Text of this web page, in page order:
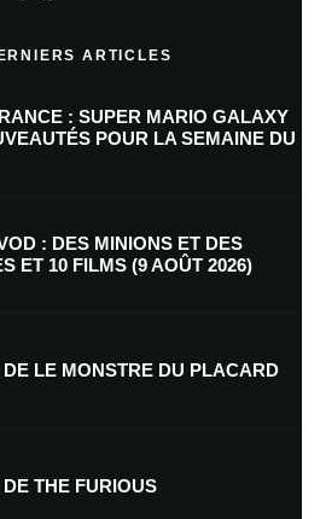
e-mail et mon site dans le navigateur pour
ARTICLES
: SUPER MARIO GALAXY
POUR LA SEMAINE DU
: DES MINIONS ET DES
ET 10 FILMS (9 AOÛT 2026)
LE MONSTRE DU PLACARD
THE FURIOUS